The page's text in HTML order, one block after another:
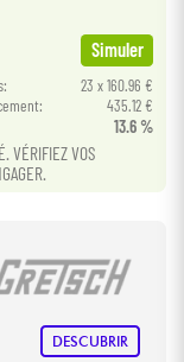
Simuler
23 x 160.96 €
435.12 €
13.6 %
VÉRIFIEZ VOS
DESCUBRIR